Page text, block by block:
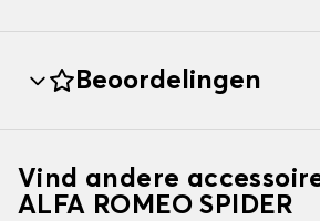
Beoordelingen
Vind andere
ALFA ROMEO SPIDER